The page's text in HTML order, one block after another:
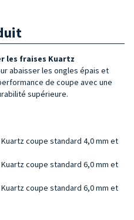
les fraises Kuartz
abaisser les ongles épais et
de coupe avec une
supérieure.
coupe standard 4,0 mm et
coupe standard 6,0 mm et
coupe standard 6,0 mm et